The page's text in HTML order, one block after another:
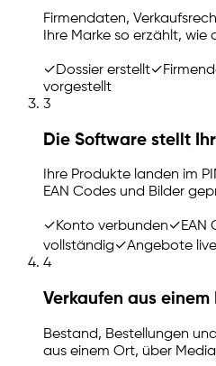
Firmendaten,
Ihre Marke so erzählt, wie
✓Dossier erstellt✓
vorgestellt
3
Die Software stellt
Ihre Produkte landen im
EAN Codes und Bilder
✓Konto verbunden✓EAN
vollständig✓Angebote live
4
Verkaufen aus einem
Bestand, Bestellungen
aus einem Ort, über